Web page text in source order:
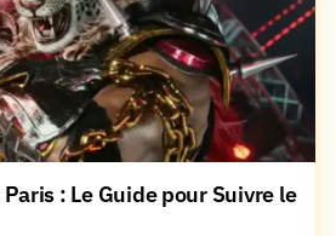
: Le Guide pour Suivre le